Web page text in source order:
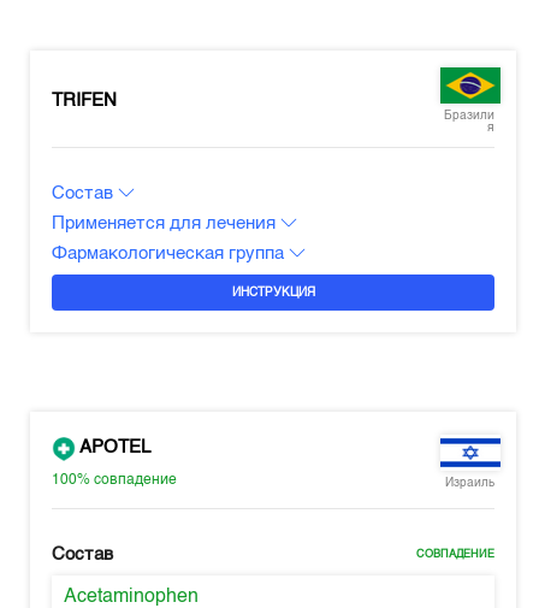
TRIFEN
Бразили
я
Состав
Применяется для лечения
Фармакологическая группа
ИНСТРУКЦИЯ
APOTEL
100%совпадение Израиль
Состав СОВПАДЕНИЕ
Acetaminophen